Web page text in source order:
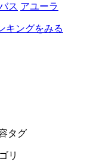
ス アユーラ
キングをみる
タグ
リ